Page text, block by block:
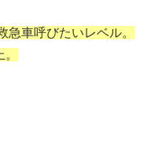
急車呼びたいレベル。